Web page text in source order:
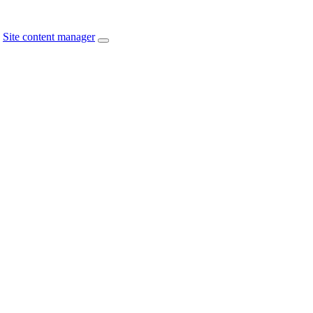
Site content manager